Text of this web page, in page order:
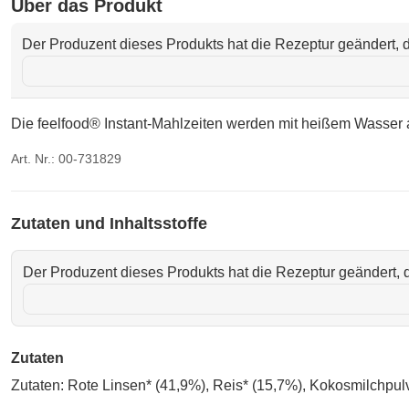
Über das Produkt
Der Produzent dieses Produkts hat die Rezeptur
Die feelfood® Instant-Mahlzeiten werden mit heißem
Art. Nr.: 00-731829
Zutaten und Inhaltsstoffe
Der Produzent dieses Produkts hat die Rezeptur
Zutaten
Zutaten: Rote Linsen* (41,9%), Reis* (15,7%),